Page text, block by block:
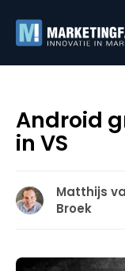
Android
in VS
Matthijs
Broek